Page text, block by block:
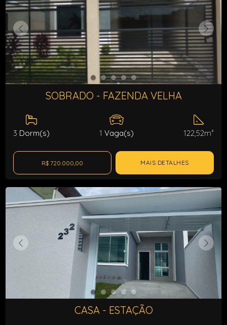
SOBRADO - FAZENDA VELHA
3 Dorm(s) 1 Vaga(s) 122,52m²
R$ 720.000,00 MAIS DETALHES
CASA - ESTAÇÃO